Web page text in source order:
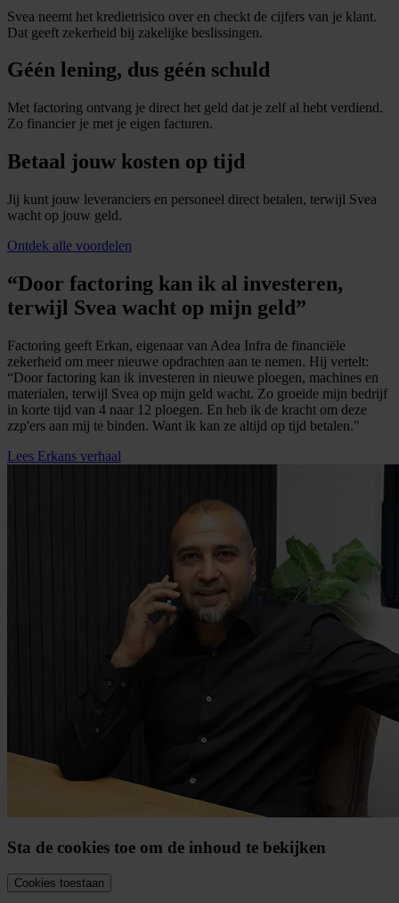
Svea neemt het kredietrisico over en checkt de cijfers van je klant.
Dat geeft zekerheid bij zakelijke beslissingen.
Géén lening, dus géén schuld
Met factoring ontvang je direct het geld dat je zelf al hebt verdiend.
Zo financier je met je eigen facturen.
Betaal jouw kosten op tijd
Jij kunt jouw leveranciers en personeel direct betalen, terwijl Svea
wacht op jouw geld.
Ontdek alle voordelen
“Door factoring kan ik al investeren,
terwijl Svea wacht op mijn geld”
Factoring geeft Erkan, eigenaar van Adea Infra de financiële
zekerheid om meer nieuwe opdrachten aan te nemen. Hij vertelt:
“Door factoring kan ik investeren in nieuwe ploegen, machines en
materialen, terwijl Svea op mijn geld wacht. Zo groeide mijn bedrijf
in korte tijd van 4 naar 12 ploegen. En heb ik de kracht om deze
zzp'ers aan mij te binden. Want ik kan ze altijd op tijd betalen."
Lees Erkans verhaal
Sta de cookies toe om de inhoud te bekijken
Cookies toestaan